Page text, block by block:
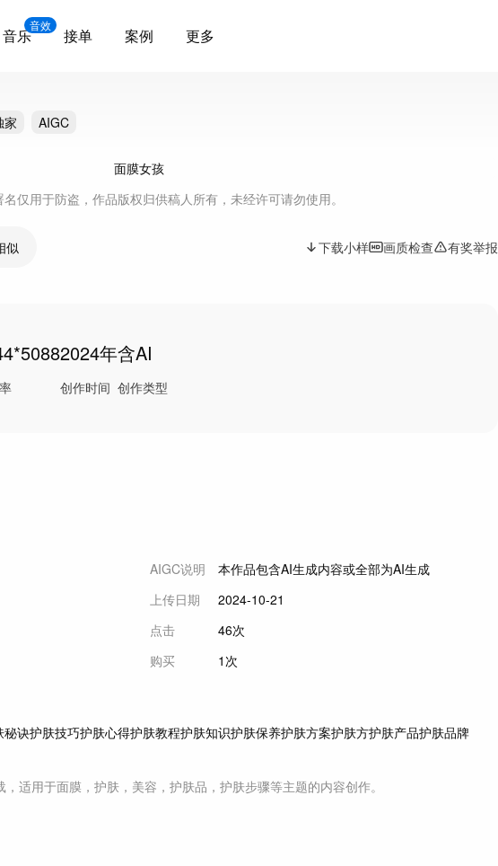
音效
音乐 接单 案例 更多
家 AIGC
仅用于防盗，作品版权归供稿人所有，未经许可请勿使用。
似 下载小样 画质检查 有奖举报
2024年
创作时间
含AI
创作类型
AIGC说明
本作品包含AI生成内容或全部为AI生成
上传日期
2024-10-21
点击
46次
购买
1次
秘诀护肤技巧护肤心得护肤教程护肤知识护肤保养护肤方案护肤方护肤产品护肤品牌
，适用于面膜，护肤，美容，护肤品，护肤步骤等主题的内容创作。